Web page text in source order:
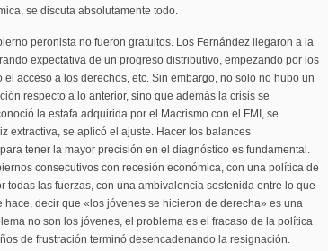
se discuta absolutamente todo.
peronista no fueron gratuitos. Los Fernández llegaron a la
expectativa de un progreso distributivo, empezando por los
el acceso a los derechos, etc. Sin embargo, no solo no hubo un
respecto a lo anterior, sino que además la crisis se
la estafa adquirida por el Macrismo con el FMI, se
extractiva, se aplicó el ajuste. Hacer los balances
tener la mayor precisión en el diagnóstico es fundamental.
consecutivos con recesión económica, con una política de
todas las fuerzas, con una ambivalencia sostenida entre lo que
hace, decir que «los jóvenes se hicieron de derecha» es una
no son los jóvenes, el problema es el fracaso de la política
de frustración terminó desencadenando la resignación.